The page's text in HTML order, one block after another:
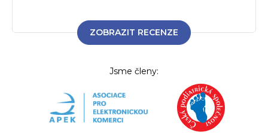
ZOBRAZIT RECENZE
Jsme členy: